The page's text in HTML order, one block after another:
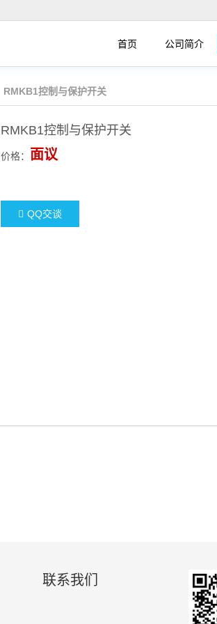
首页 公司简介
RMKB1控制与保护开关
RMKB1控制与保护开关
价格： 面议
QQ交谈
联系我们